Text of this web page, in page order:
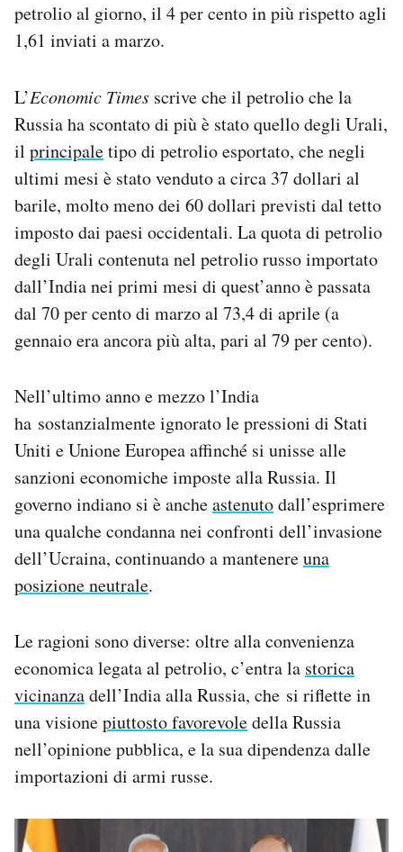
petrolio al giorno, il 4 per cento in più rispetto agli
1,61 inviati a marzo.
L’Economic Times scrive che il petrolio che la
Russia ha scontato di più è stato quello degli Urali,
il principaletipo di petrolio esportato, che negli
ultimi mesi è stato venduto a circa 37 dollari al
barile, molto meno dei 60 dollari previsti dal tetto
imposto dai paesi occidentali. La quota di petrolio
degli Urali contenuta nel petrolio russo importato
dall’India nei primi mesi di quest’anno è passata
dal 70 per cento di marzo al 73,4 di aprile (a
gennaio era ancora più alta, pari al 79 per cento).
Nell’ultimo anno e mezzo l’India
ha sostanzialmente ignorato le pressioni di Stati
Uniti e Unione Europea affinché si unisse alle
sanzioni economiche imposte alla Russia. Il
governo indiano si è ancheastenutodall’esprimere
una qualche condanna nei confronti dell’invasione
dell’Ucraina, continuando a mantenereuna
posizione neutrale.
Le ragioni sono diverse: oltre alla convenienza
economica legata al petrolio, c’entra la storica
vicinanzadell’India alla Russia, che si riflette in
una visionepiuttosto favorevoledella Russia
nell’opinione pubblica, e la sua dipendenza dalle
importazioni di armi russe.